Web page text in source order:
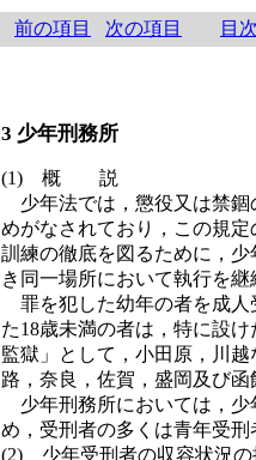
前の項目 次の項目 目次
3 少年刑務所
(1) 概 説
少年法では，懲役又は禁錮
めがなされており，この規
訓練の徹底を図るために，
き同一場所において執行を継
罪を犯した幼年の者を成人
た18歳未満の者は，特に設
監獄」として，小田原，川
路，奈良，佐賀，盛岡及び函
少年刑務所においては，少
め，受刑者の多くは青年受刑
(2) 少年受刑者の収容状況の